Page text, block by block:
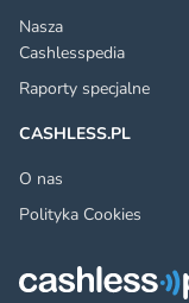
Nasza
Cashlesspedia
Raporty specjalne
CASHLESS.PL
O nas
Polityka Cookies